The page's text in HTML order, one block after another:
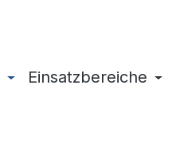
Einsatzbereiche